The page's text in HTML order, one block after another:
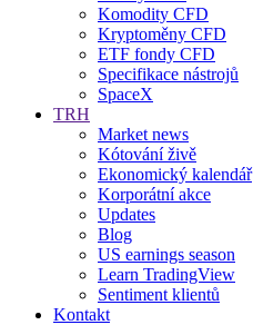
Komodity CFD
Kryptoměny CFD
ETF fondy CFD
Specifikace nástrojů
SpaceX
TRH
Market news
Kótování živě
Ekonomický kalendář
Korporátní akce
Updates
Blog
US earnings season
Learn TradingView
Sentiment klientů
Kontakt